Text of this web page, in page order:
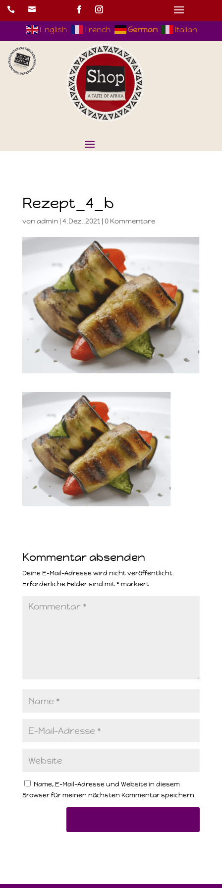
 
English French German Italian
Rezept_4_b
vonadmin| 4.Dez..2021 | 0 Kommentare
Kommentar absenden
Deine E-Mail-Adresse wird nicht veröffentlicht.
Erforderliche Felder sind mit * markiert
Name, E-Mail-Adresse und Website in diesem
Browser für meinen nächsten Kommentar speichern.